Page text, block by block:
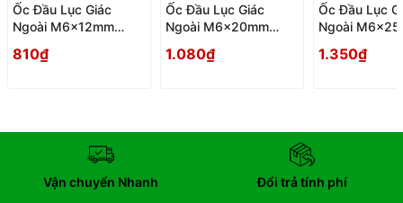
Ốc Đầu Lục Giác
Ngoài M6x12mm
Dau Luc Giac Ngoai
810₫
Ốc Đầu Lục Giác
Ngoài M6x20mm
Dau Luc Giac Ngoai
1.080₫
Ốc Đầu Lục
Ngoài
Dau Luc Giac
1.350₫
Vận chuyển Nhanh Đổi trả tính phí